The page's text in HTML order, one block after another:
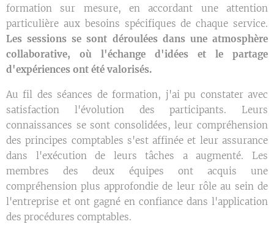
formation sur mesure, en accordant une attention
particulière aux besoins spécifiques de chaque service.
Les sessions se sont déroulées dans une atmosphère
collaborative, où l'échange d'idées et le partage
d'expériences ont été valorisés.
Au fil des séances de formation, j'ai pu constater avec
satisfaction l'évolution des participants. Leurs
connaissances se sont consolidées, leur compréhension
des principes comptables s'est affinée et leur assurance
dans l'exécution de leurs tâches a augmenté. Les
membres des deux équipes ont acquis une
compréhension plus approfondie de leur rôle au sein de
l'entreprise et ont gagné en confiance dans l'application
des procédures comptables.